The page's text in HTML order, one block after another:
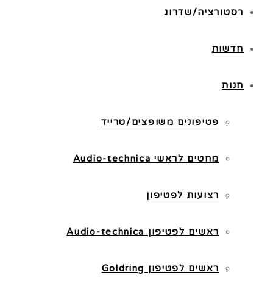
רסטורציה/שדרוג
חדשות
חנות
פטיפונים משופצים/טרייד
מחטים לראשי Audio-technica
רצועות לפטיפון
ראשים לפטיפון Audio-technica
ראשים לפטיפון Goldring